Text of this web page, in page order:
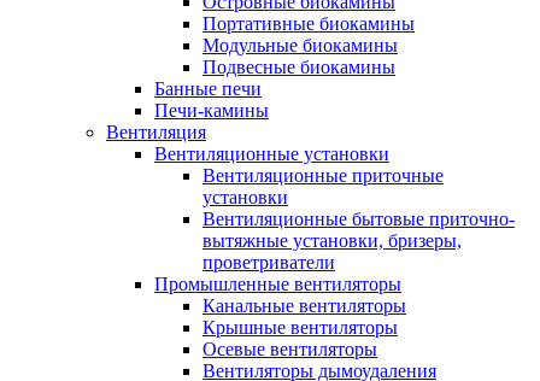
Портативные биокамины
Модульные биокамины
Подвесные биокамины
Банные печи
Печи-камины
Вентиляция
Вентиляционные установки
Вентиляционные приточные
установки
Вентиляционные бытовые приточно-
вытяжные установки, бризеры,
проветриватели
Промышленные вентиляторы
Канальные вентиляторы
Крышные вентиляторы
Осевые вентиляторы
Вентиляторы дымоудаления